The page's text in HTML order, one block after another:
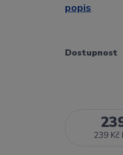
popis
Dostupnost
239 Kč